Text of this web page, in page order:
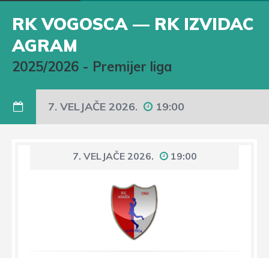
RK VOGOSCA — RK IZVIDAC
AGRAM
2025/2026 - Premijer liga
7. VELJAČE 2026. 19:00
7. VELJAČE 2026. 19:00